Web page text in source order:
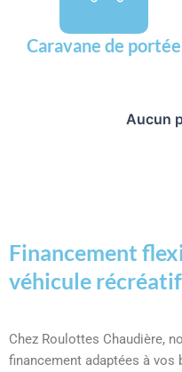
Caravane de portée
Aucun
Financement
véhicule récréatif
Chez Roulottes Chaudière,
financement adaptées à